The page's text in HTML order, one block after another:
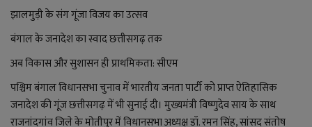
झालमुड़ी के संग गूंजा विजय का उत्सव
बंगाल के जनादेश का स्वाद छत्तीसगढ़ तक
अब विकास और सुशासन ही प्राथमिकता: सीएम
पश्चिम बंगाल विधानसभा चुनाव में भारतीय जनता पार्टी को प्राप्त ऐतिहासिक
जनादेश की गूंज छत्तीसगढ़ में भी सुनाई दी। मुख्यमंत्री विष्णुदेव साय के साथ
राजनांदगांव जिले के मोतीपुर में विधानसभा अध्यक्ष डॉ. रमन सिंह, सांसद संतोष